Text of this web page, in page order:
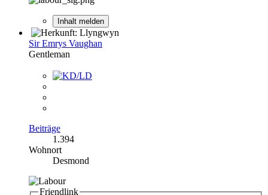
Inhalt melden
Sir Emrys Vaughan
Gentleman
Beiträge
1.394
Wohnort
Desmond
Friendlink